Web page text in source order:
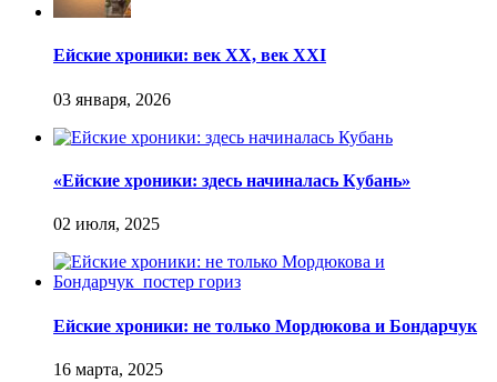
Ейские хроники: век XX, век XXI
«Ейские хроники: здесь начиналась Кубань»
Ейские хроники: не только Мордюкова и Бондарчук